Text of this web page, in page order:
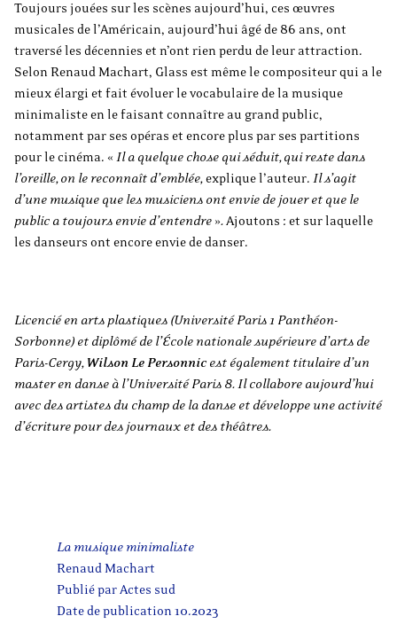
Toujours jouées sur les scènes aujourd’hui, ces œuvres
musicales de l’Américain, aujourd’hui âgé de 86 ans, ont
traversé les décennies et n’ont rien perdu de leur attraction.
Selon Renaud Machart, Glass est même le compositeur qui a le
mieux élargi et fait évoluer le vocabulaire de la musique
minimaliste en le faisant connaître au grand public,
notamment par ses opéras et encore plus par ses partitions
pour le cinéma. « Il a quelque chose qui séduit, qui reste dans
l’oreille, on le reconnaît d’emblée,explique l’auteur. Il s’agit
d’une musique que les musiciens ont envie de jouer et que le
public a toujours envie d’entendre ».Ajoutons : et sur laquelle
les danseurs ont encore envie de danser.
Licencié en arts plastiques (Université Paris 1 Panthéon-
Sorbonne) et diplômé de l’École nationale supérieure d’arts de
Paris-Cergy, Wilson Le Personnic est également titulaire d’un
master en danse à l’Université Paris 8. Il collabore aujourd’hui
avec des artistes du champ de la danse et développe une activité
d’écriture pour des journaux et des théâtres.
La musique minimaliste
Renaud Machart
Publié par Actes sud
Date de publication 10.2023